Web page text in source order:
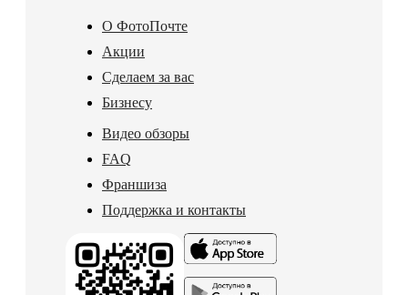
О ФотоПочте
Акции
Сделаем за вас
Бизнесу
Видео обзоры
FAQ
Франшиза
Поддержка и контакты